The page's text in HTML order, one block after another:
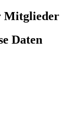
Mitglieder
Daten